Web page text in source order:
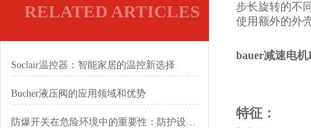
RELATED ARTICLES
Soclair温控器：智能家居的温控新选择
Bucher液压阀的应用领域和优势
防爆开关在危险环境中的重要性：防护设计与标准解读
步长旋转的不
使用额外的外
bauer减速电
特征：